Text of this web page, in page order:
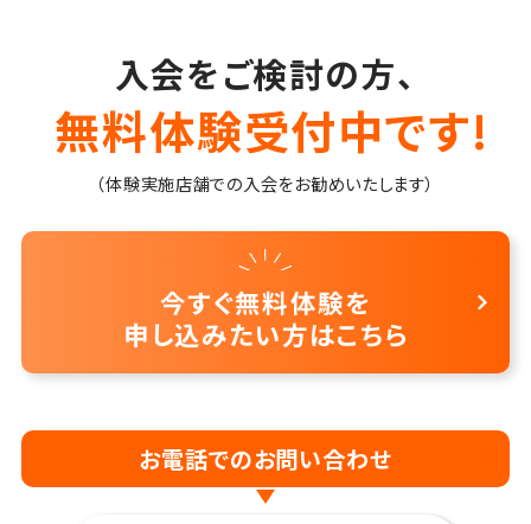
入会をご検討の方、
無料体験受付中です!
（体験実施店舗での入会をお勧めいたします）
今すぐ無料体験を
申し込みたい方はこちら
お電話でのお問い合わせ